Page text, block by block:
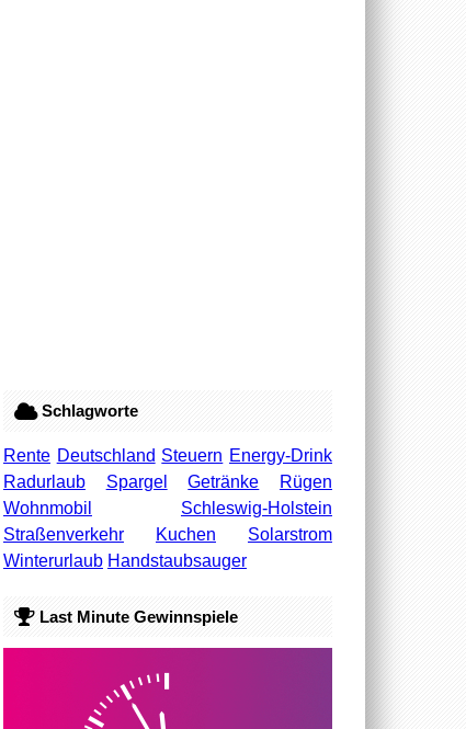
Schlagworte
Rente Deutschland Steuern Energy-Drink
Radurlaub
Spargel Getränke
Rügen
Wohnmobil
Schleswig-Holstein
Straßenverkehr
Kuchen
Solarstrom
Winterurlaub Handstaubsauger
Last Minute Gewinnspiele